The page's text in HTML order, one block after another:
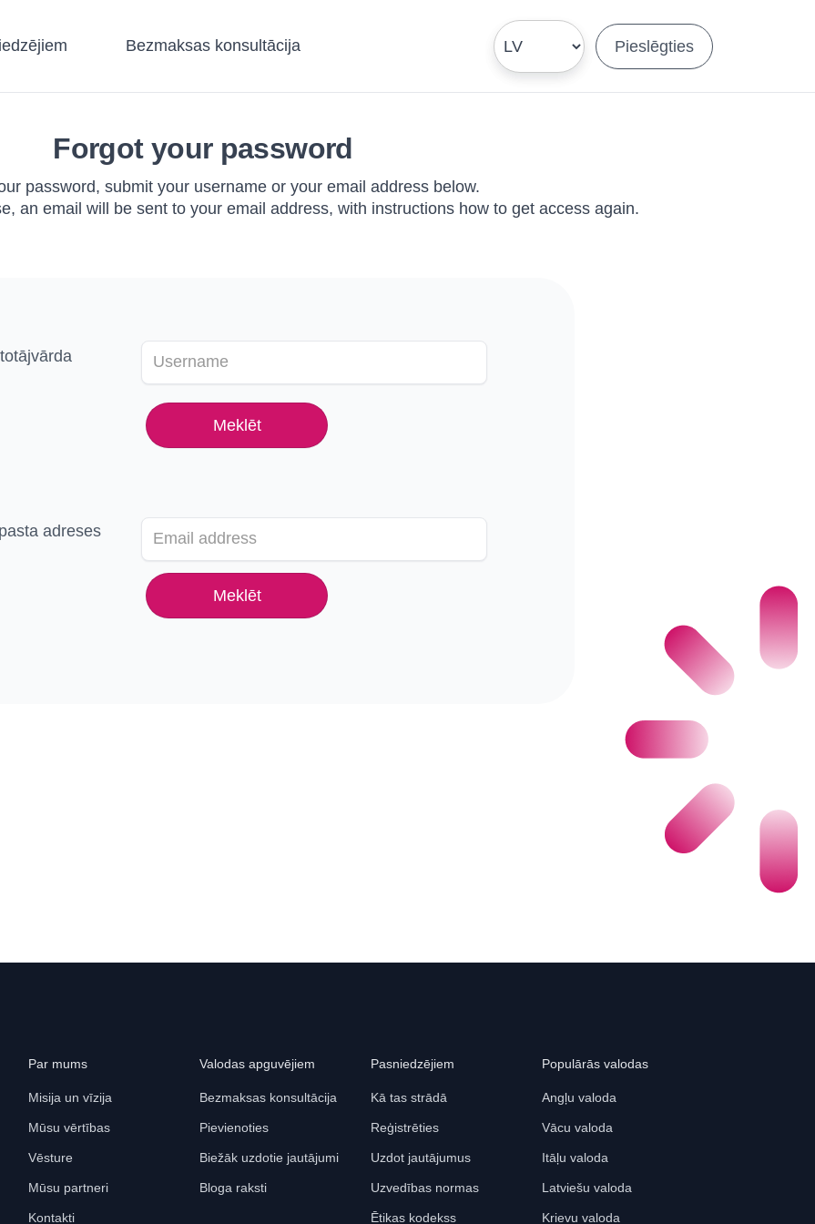
Bezmaksas konsultācija Pieslēgties
Forgot your password
password, submit your username or your email address below.
an email will be sent to your email address, with instructions how to get access again.
adreses
Par mums
Misija un vīzija
Mūsu vērtības
Vēsture
Mūsu partneri
Kontakti
Valodas apguvējiem
Bezmaksas konsultācija
Pievienoties
Biežāk uzdotie jautājumi
Bloga raksti
Pasniedzējiem
Kā tas strādā
Reģistrēties
Uzdot jautājumus
Uzvedības normas
Ētikas kodekss
Populārās valodas
Angļu valoda
Vācu valoda
Itāļu valoda
Latviešu valoda
Krievu valoda